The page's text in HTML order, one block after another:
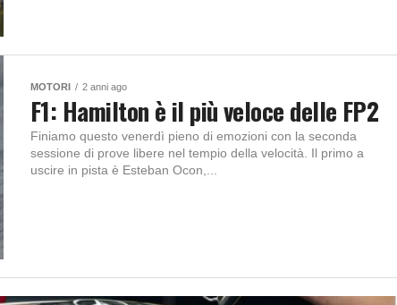
MOTORI 2 anni ago
F1: Hamilton è il più veloce delle FP2
Finiamo questo venerdì pieno di emozioni con la seconda
sessione di prove libere nel tempio della velocità. Il primo a
uscire in pista è Esteban Ocon,...